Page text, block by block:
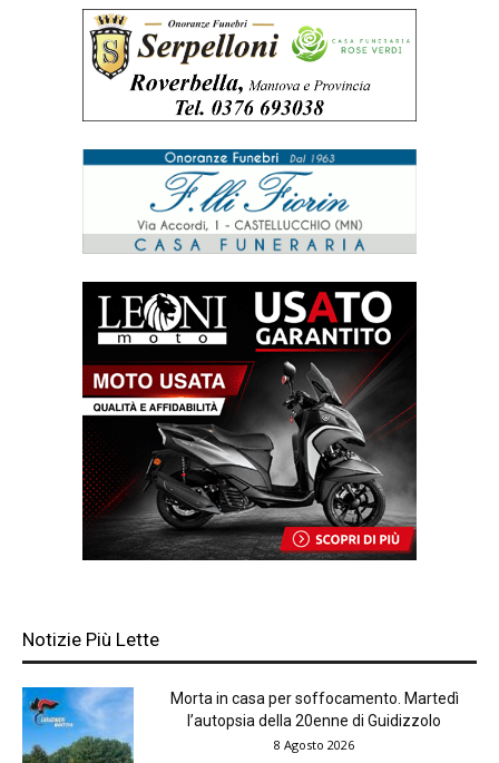
Notizie Più Lette
Morta in casa per soffocamento. Martedì
l’autopsia della 20enne di Guidizzolo
8 Agosto 2026